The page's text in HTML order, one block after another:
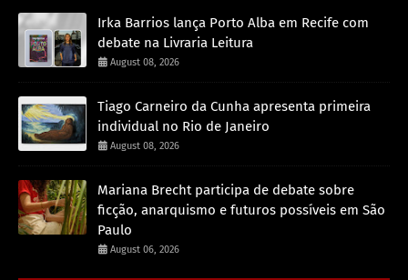
Irka Barrios lança Porto Alba em Recife com
debate na Livraria Leitura
August 08, 2026
Tiago Carneiro da Cunha apresenta primeira
individual no Rio de Janeiro
August 08, 2026
Mariana Brecht participa de debate sobre
ficção, anarquismo e futuros possíveis em São
Paulo
August 06, 2026